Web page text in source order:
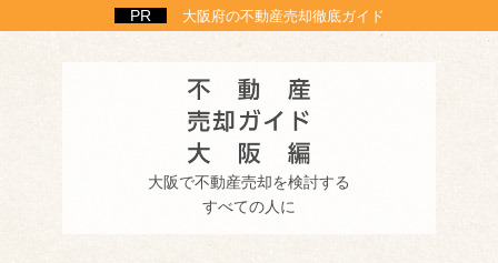
大阪府の不動産売却徹底ガイド
大阪で不動産売却を検討する
すべての人に